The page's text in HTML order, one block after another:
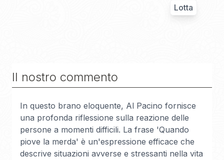
Lotta
Il nostro commento
In questo brano eloquente, Al Pacino fornisce
una profonda riflessione sulla reazione delle
persone a momenti difficili. La frase 'Quando
piove la merda' è un'espressione efficace che
descrive situazioni avverse e stressanti nella vita